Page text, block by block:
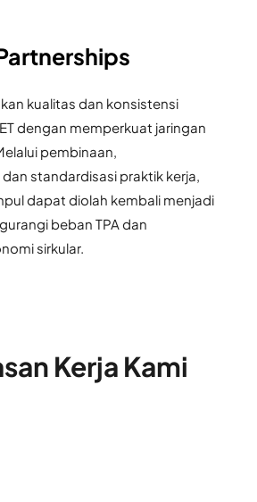
kualitas dan konsistensi
dengan memperkuat jaringan
pembinaan,
standardisasi praktik kerja,
dapat diolah kembali menjadi
beban TPA dan
sirkular.
Kerja Kami